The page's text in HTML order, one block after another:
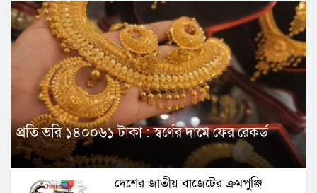
প্রতি ভরি ১৪০০৬১ টাকা : স্বর্ণের দামে ফের রেকর্ড
দেশের জাতীয় বাজেটের ক্রমপুঞ্জি